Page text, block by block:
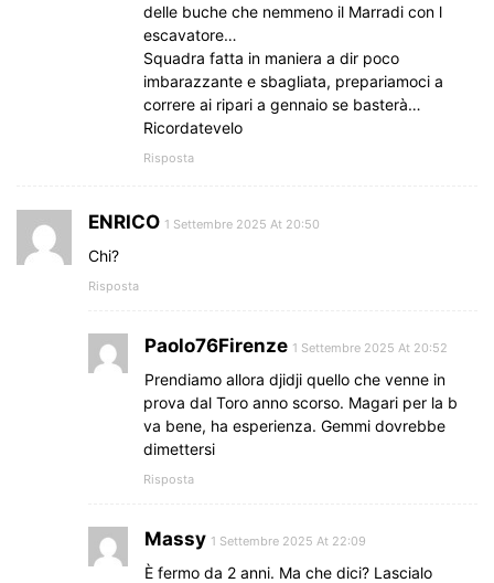
delle buche che nemmeno il Marradi con l
escavatore…
Squadra fatta in maniera a dir poco
imbarazzante e sbagliata, prepariamoci a
correre ai ripari a gennaio se basterà…
Ricordatevelo
Risposta
ENRICO 1 Settembre 2025 At 20:50
Chi?
Risposta
Paolo76Firenze 1 Settembre 2025 At 20:52
Prendiamo allora djidji quello che venne in
prova dal Toro anno scorso. Magari per la b
va bene, ha esperienza. Gemmi dovrebbe
dimettersi
Risposta
Massy 1 Settembre 2025 At 22:09
È fermo da 2 anni. Ma che dici? Lascialo